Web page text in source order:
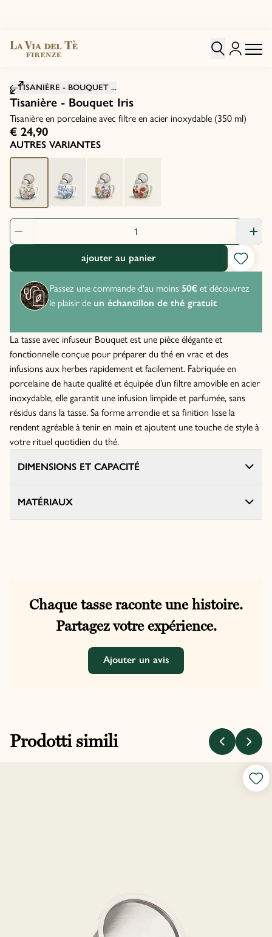
TISANIÈRE - BOUQUET ...
Tisanière - Bouquet Iris
Tisanière en porcelaine avec filtre en acier inoxydable (350 ml)
€ 24,90
AUTRES VARIANTES
quantité de produit: 1
ajouter au panier
Passez une commande d'au moins 50€et découvrez
le plaisir de un échantillon de thé gratuit
La tasse avec infuseur Bouquet est une pièce élégante et
fonctionnelle conçue pour préparer du thé en vrac et des
infusions aux herbes rapidement et facilement. Fabriquée en
porcelaine de haute qualité et équipée d’un filtre amovible en acier
inoxydable, elle garantit une infusion limpide et parfumée, sans
résidus dans la tasse. Sa forme arrondie et sa finition lisse la
rendent agréable à tenir en main et ajoutent une touche de style à
votre rituel quotidien du thé.
DIMENSIONS ET CAPACITÉ
MATÉRIAUX
Chaque tasse raconte une histoire.
Partagez votre expérience.
Ajouter un avis
Prodotti simili